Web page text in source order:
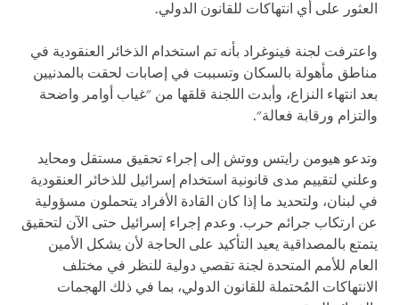
العثور على أي انتهاكات للقانون الدولي.
واعترفت لجنة فينوغراد بأنه تم استخدام الذخائر العنقودية في
مناطق مأهولة بالسكان وتسببت في إصابات لحقت بالمدنيين
بعد انتهاء النزاع، وأبدت اللجنة قلقها من "غياب أوامر واضحة
والتزام ورقابة فعالة".
وتدعو هيومن رايتس ووتش إلى إجراء تحقيق مستقل ومحايد
وعلني لتقييم مدى قانونية استخدام إسرائيل للذخائر العنقودية
في لبنان، ولتحديد ما إذا كان القادة الأفراد يتحملون مسؤولية
عن ارتكاب جرائم حرب. وعدم إجراء إسرائيل حتى الآن لتحقيق
يتمتع بالمصداقية يعيد التأكيد على الحاجة لأن يشكل الأمين
العام للأمم المتحدة لجنة تقصي دولية للنظر في مختلف
الانتهاكات المُحتملة للقانون الدولي، بما في ذلك الهجمات